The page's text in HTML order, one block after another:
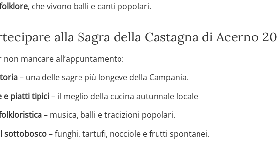
, che vivono balli e canti popolari.
alla Sagra della Castagna di Acerno
non mancare all’appuntamento:
– una delle sagre più longeve della Campania.
e piatti tipici– il meglio della cucina autunnale locale.
– musica, balli e tradizioni popolari.
sottobosco– funghi, tartufi, nocciole e frutti spontanei.